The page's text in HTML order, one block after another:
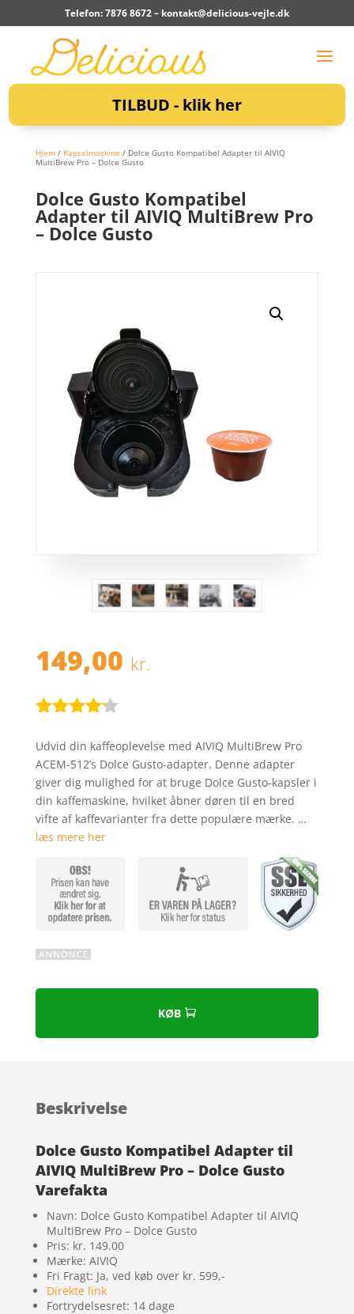
Telefon: 7876 8672 – kontakt@delicious-vejle.dk
TILBUD - klik her
Hjem/ Kapselmaskine / Dolce Gusto Kompatibel Adapter til AIVIQ
MultiBrew Pro – Dolce Gusto
Dolce Gusto Kompatibel
Adapter til AIVIQ MultiBrew Pro
– Dolce Gusto
149,00 kr.
som4.1
ud af 5
baseret
på
kundebedø
mmelser
Udvid din kaffeoplevelse med AIVIQ MultiBrew Pro
ACEM-512’s Dolce Gusto-adapter. Denne adapter
giver dig mulighed for at bruge Dolce Gusto-kapsler i
din kaffemaskine, hvilket åbner døren til en bred
vifte af kaffevarianter fra dette populære mærke. …
læs mere her
KØB
Beskrivelse
Dolce Gusto Kompatibel Adapter til
AIVIQ MultiBrew Pro – Dolce Gusto
Varefakta
Navn: Dolce Gusto Kompatibel Adapter til AIVIQ
MultiBrew Pro – Dolce Gusto
Pris: kr. 149.00
Mærke: AIVIQ
Fri Fragt: Ja, ved køb over kr. 599,-
Direkte link
Fortrydelsesret: 14 dage